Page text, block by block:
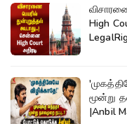
High
மூன்று
|Anbil